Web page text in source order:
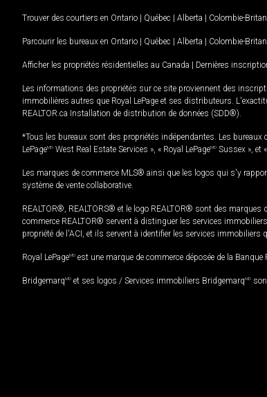
Trouver des courtiers en Ontario | Québec | Alberta | Colombie-
Parcourir les bureaux en Ontario | Québec | Alberta | Colombie-
Afficher les propriétés résidentielles au Canada | Dernières
Les informations des propriétés sur ce site proviennent des
immobilières autres que Royal LePage et ses distributeurs.
REALTOR.ca Installation de distribution de données (SDD®).
*Tous les bureaux sont des propriétés indépendantes. Les
LePageMD West Real Estate Services », « Royal LePageMD Sussex », et
Les marques de commerce MLS® ainsi que les logos qui s'y
système de vente collaborative.
REALTOR®, REALTORS® et le logo REALTOR® sont des
commerce REALTOR® servent à distinguer les services
propriété de l'ACI, et ils servent à identifier les services
Royal LePageMD est une marque de commerce déposée de la
BridgemarqMD et ses logos / Services immobiliers BridgemarqMD